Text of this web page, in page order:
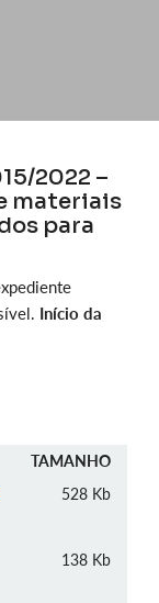
2022 –
materiais
para
Início da
TAMANHO
528 Kb
138 Kb